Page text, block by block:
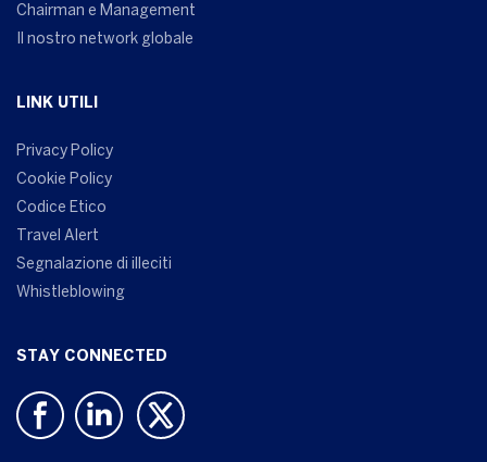
Chairman e Management
Il nostro network globale
LINK UTILI
Privacy Policy
Cookie Policy
Codice Etico
Travel Alert
Segnalazione di illeciti
Whistleblowing
STAY CONNECTED